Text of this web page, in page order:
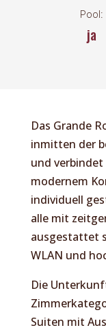
Pool:
ja
Das Grande
inmitten der
und
modernem
individuell
alle mit
ausgestattet
WLAN und
Die
Suiten mit